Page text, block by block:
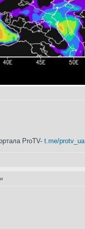
ProTV- t.me/protv_ua